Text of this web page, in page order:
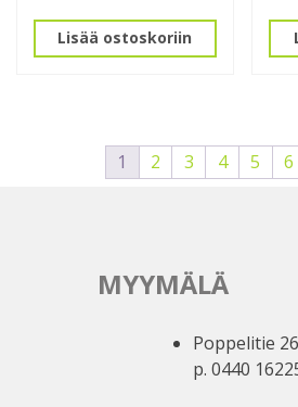
Lisää ostoskoriin
1 2 3 4 5 6
MYYMÄLÄ
Poppelitie
p. 0440